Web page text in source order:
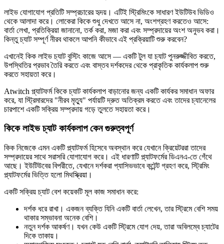
লাইভ যোগাযোগ প্রতিটি সম্প্রচারের হৃদয়। এটিই স্ট্রিমিংকে সাধারণ ইউটিউব ভিডিও
থেকে আলাদা করে। লোকেরা কিকে শুধু দেখতে আসে না, অংশগ্রহণ করতেও আসে:
বার্তা লেখা, প্রতিক্রিয়া জানানো, তর্ক করা, মজা করা এবং সম্প্রদায়ের অংশ অনুভব করা।
কিন্তু চ্যাট সম্পূর্ণ নীরব থাকলে আপনি কীভাবে এই প্রক্রিয়াটি শুরু করবেন?
এখানেই কিক লাইভ চ্যাট বুস্টিং কাজে আসে — একটি টুল যা চ্যাট পুনরুজ্জীবিত করতে,
উপস্থিতির প্রভাব তৈরি করতে এবং বাস্তব দর্শকদের থেকে প্রাকৃতিক কার্যকলাপ শুরু
করতে সহায়তা করে।
Atwitch প্ল্যাটফর্ম কিকে চ্যাট কার্যকলাপ বাড়ানোর জন্য একটি কার্যকর সমাধান অফার
করে, যা স্ট্রিমারদের "নীরব মৃত্যু" পর্যায়টি দ্রুত অতিক্রম করতে এবং তাদের চ্যানেলের
চারপাশে একটি সক্রিয় সম্প্রদায় গড়ে তুলতে সহায়তা করে।
কিকে লাইভ চ্যাট কার্যকলাপ কেন গুরুত্বপূর্ণ
কিক নিজেকে এমন একটি প্ল্যাটফর্ম হিসেবে অবস্থান করে যেখানে ক্রিয়েটররা তাদের
সম্প্রদায়ের সাথে সরাসরি যোগাযোগ করে। এই ধারণাটি প্ল্যাটফর্মের ডিএনএ-তে গেঁথে
আছে। ইউটিউবের বিপরীতে, যেখানে দর্শকরা প্যাসিভভাবে কন্টেন্ট গ্রহণ করে, স্ট্রিমিং
প্ল্যাটফর্মের ভিত্তি হলো মিথস্ক্রিয়া।
একটি সক্রিয় চ্যাট বেশ কয়েকটি মূল কাজ সমাধান করে:
দর্শক ধরে রাখা। একজন ব্যক্তি যিনি একটি বার্তা লেখেন, তার স্ট্রিমে বেশি সময়
থাকার সম্ভাবনা অনেক বেশি।
নতুন দর্শক আকর্ষণ। যখন কেউ একটি স্ট্রিমে যোগ দেয়, তারা অবিলম্বে চ্যাটের
দিকে তাকায়।